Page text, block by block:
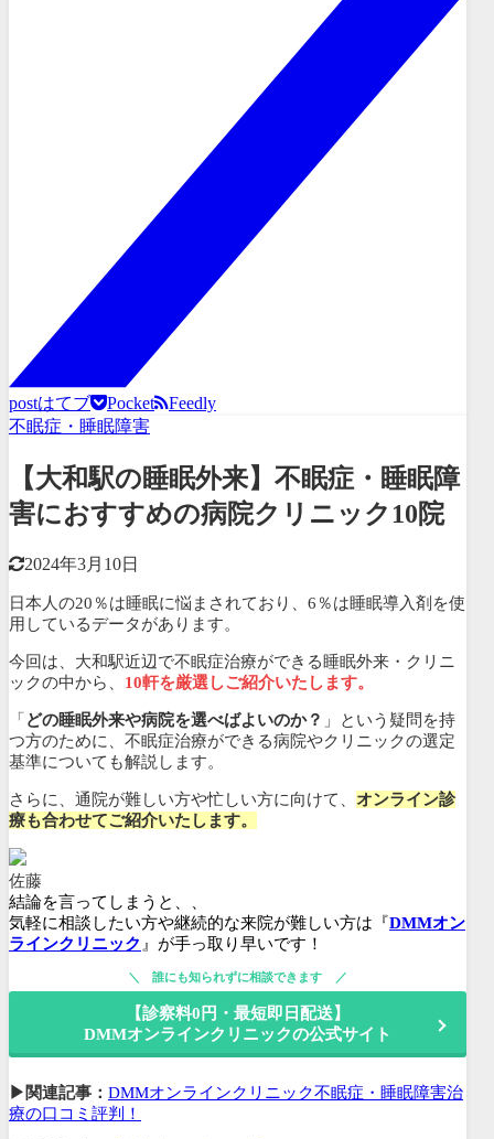
postはてブ Pocket
Feedly
不眠症・睡眠障害
【大和駅の睡眠外来】不眠症・睡眠障
害におすすめの病院クリニック10院
2024年3月10日
日本人の20％は睡眠に悩まされており、6％は睡眠導入剤を使
用しているデータがあります。
今回は、大和駅近辺で不眠症治療ができる睡眠外来・クリニ
ックの中から、 10軒を厳選しご紹介いたします。
「 どの睡眠外来や病院を選べばよいのか？ 」という疑問を持
つ方のために、不眠症治療ができる病院やクリニックの選定
基準についても解説します。
さらに、通院が難しい方や忙しい方に向けて、 オンライン診
療も合わせてご紹介いたします。
佐藤
結論を言ってしまうと、、
気軽に相談したい方や継続的な来院が難しい方は『DMMオン
ラインクリニック 』が手っ取り早いです！
誰にも知られずに相談できます
【診察料0円・最短即日配送】
DMMオンラインクリニックの公式サイト
▶関連記事： DMMオンラインクリニック不眠症・睡眠障害治
療の口コミ評判！